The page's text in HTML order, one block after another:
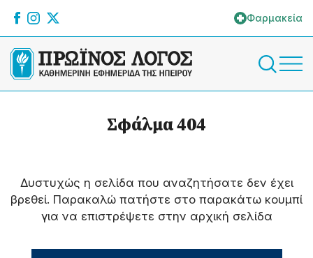
Φαρμακεία
Σφάλμα 404
Δυστυχώς η σελίδα που αναζητήσατε δεν έχει
βρεθεί. Παρακαλώ πατήστε στο παρακάτω κουμπί
για να επιστρέψετε στην αρχική σελίδα